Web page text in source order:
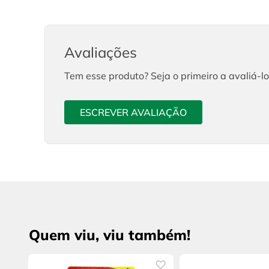
Avaliações
Tem esse produto? Seja o primeiro a avaliá-
ESCREVER AVALIAÇÃO
Quem viu, viu também!